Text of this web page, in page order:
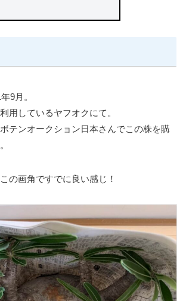
9月。
用しているヤフオクにて。
テンオークション日本さんでこの株を購
の画角ですでに良い感じ！